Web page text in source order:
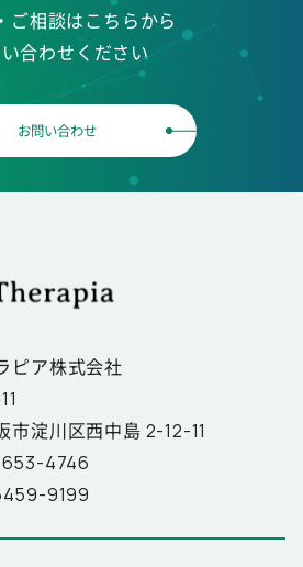
ご相談はこちらから
合わせください
お問い合わせ
ピア株式会社
市淀川区西中島 2-12-11
4746
9199